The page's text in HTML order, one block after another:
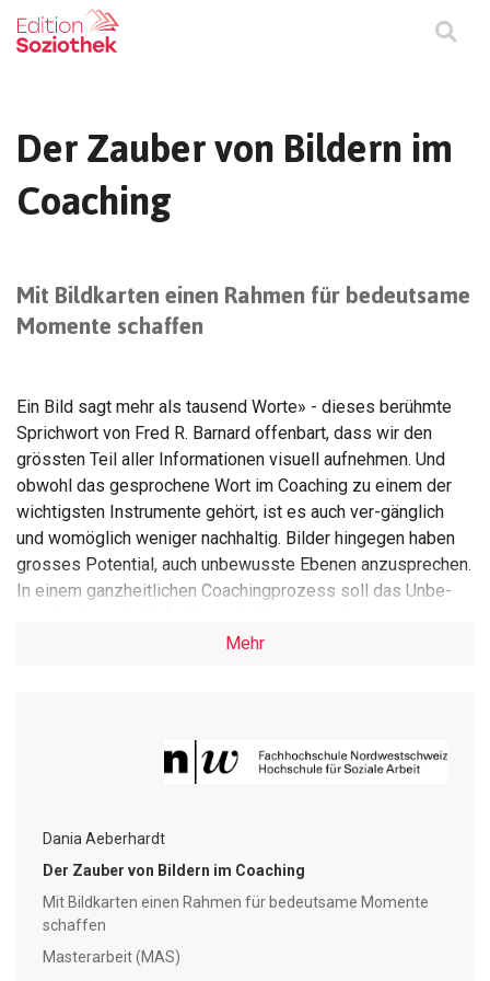
Der Zauber von Bildern im
Coaching
Mit Bildkarten einen Rahmen für bedeutsame
Momente schaffen
Ein Bild sagt mehr als tausend Worte» - dieses berühmte
Sprichwort von Fred R. Barnard offenbart, dass wir den
grössten Teil aller Informationen visuell aufnehmen. Und
obwohl das gesprochene Wort im Coaching zu einem der
wichtigsten Instrumente gehört, ist es auch ver-gänglich
und womöglich weniger nachhaltig. Bilder hingegen haben
grosses Potential, auch unbewusste Ebenen anzusprechen.
In einem ganzheitlichen Coachingprozess soll das Unbe-
angesprochen werden, wie der be-wusste Verstand. Dies
So werden in dieser Arbeit in einem ersten theoretischen
Teil die relevanten neurowissen-schaftlichen Erkenntnisse
beleuchtet, wie der Mensch seine Umwelt wahrnimmt.
Im zweiten Teil – dem Blick in die Praxis – sind aufbauend
auf den theoretischen Ausführungen verschiedene
Methoden dargestellt, wie Bildkarten konkret im Coaching
eingesetzt werden können.
Mehr
Dania Aeberhardt
Der Zauber von Bildern im Coaching
Mit Bildkarten einen Rahmen für bedeutsame Momente
schaffen
Masterarbeit (MAS)